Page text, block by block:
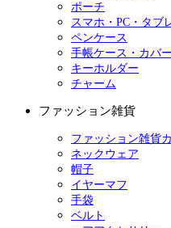
ポーチ
スマホ・PC・タブ
ペンケース
手帳ケース・カバー
キーホルダー
チャーム
ファッション雑貨
ファッション雑貨
ネックウェア
帽子
イヤーマフ
手袋
ベルト